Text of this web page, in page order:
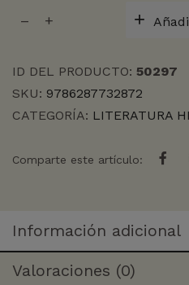
MISTERIOS
cantidad
ID DEL PRODUCTO: 50297
SKU: 9786287732872
CATEGORÍA: LITERATURA
Comparte este artículo:
Información adicional
Valoraciones (0)